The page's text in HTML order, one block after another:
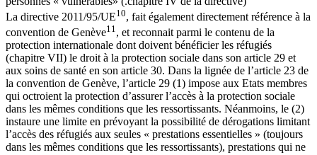
La directive 2011/95/UE10, fait également directement référence à la
convention de Genève11, et reconnait parmi le contenu de la
protection internationale dont doivent bénéficier les réfugiés
(chapitre VII) le droit à la protection sociale dans son article 29 et
aux soins de santé en son article 30. Dans la lignée de l’article 23 de
la convention de Genève, l’article 29 (1) impose aux Etats membres
qui octroient la protection d’assurer l’accès à la protection sociale
dans les mêmes conditions que les ressortissants. Néanmoins, le (2)
instaure une limite en prévoyant la possibilité de dérogations limitant
l’accès des réfugiés aux seules « prestations essentielles » (toujours
dans les mêmes conditions que les ressortissants), prestations qui ne